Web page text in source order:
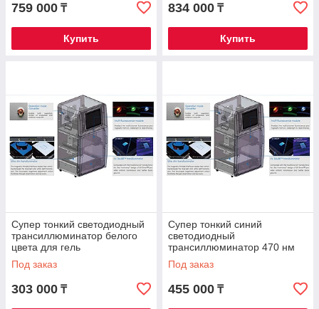
759 000 ₸
Купить
834 000 ₸
Купить
Супер тонкий светодиодный
трансиллюминатор белого
цвета для гель
документирующая система
GenoSens 2000
Под заказ
303 000 ₸
Супер тонкий синий
светодиодный
трансиллюминатор 470 нм
для гель документирующая
система GenoSens 2000
Под заказ
455 000 ₸